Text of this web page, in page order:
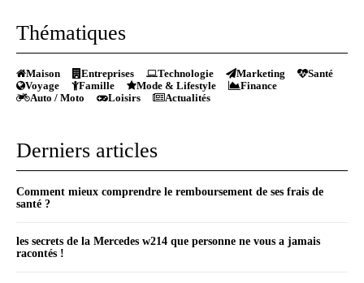
Thématiques
Maison Entreprises Technologie Marketing
Santé
Voyage
Famille Mode & Lifestyle
Finance
Auto / Moto
Loisirs Actualités
Derniers articles
Comment mieux comprendre le remboursement de ses frais de
santé ?
les secrets de la Mercedes w214 que personne ne vous a jamais
racontés !